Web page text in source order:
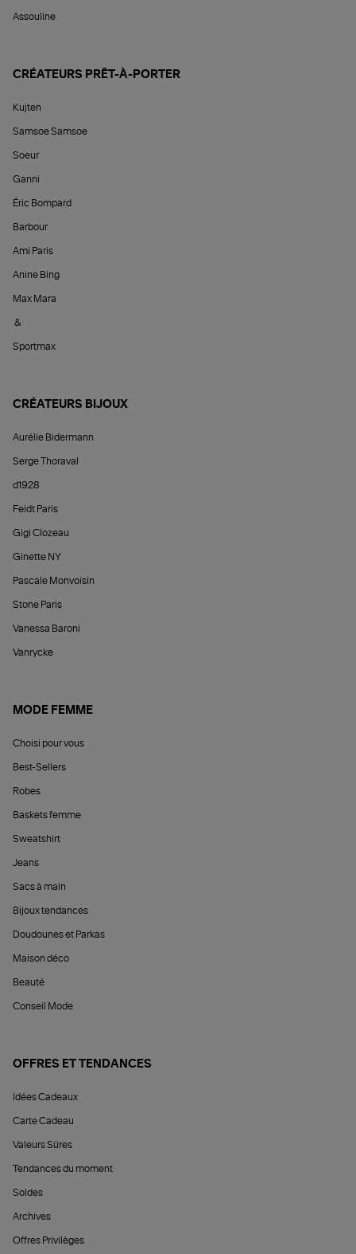
Assouline
CRÉATEURS PRÊT-À-PORTER
Kujten
Samsoe Samsoe
Soeur
Ganni
Éric Bompard
Barbour
Ami Paris
Anine Bing
Max Mara
&
Sportmax
CRÉATEURS BIJOUX
Aurélie Bidermann
Serge Thoraval
d1928
Feidt Paris
Gigi Clozeau
Ginette NY
Pascale Monvoisin
Stone Paris
Vanessa Baroni
Vanrycke
MODE FEMME
Choisi pour vous
Best-Sellers
Robes
Baskets femme
Sweatshirt
Jeans
Sacs à main
Bijoux tendances
Doudounes et Parkas
Maison déco
Beauté
Conseil Mode
OFFRES ET TENDANCES
Idées Cadeaux
Carte Cadeau
Valeurs Sûres
Tendances du moment
Soldes
Archives
Offres Privilèges